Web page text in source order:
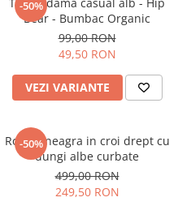
-50%
Bear - Bumbac Organic
99,00 RON
49,50 RON
VEZI VARIANTE
-50%
Rochie neagra in croi drept cu
dungi albe curbate
499,00 RON
249,50 RON